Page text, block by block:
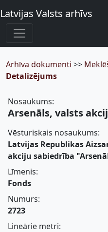
Latvijas Valsts arhīvs
Arhīva dokumenti >>
Detalizējums
Nosaukums:
Arsenāls, valsts
Vēsturiskais nosaukums:
Latvijas Republikas
akciju sabiedrība
Līmenis:
Fonds
Numurs:
2723
Lineārie metri: